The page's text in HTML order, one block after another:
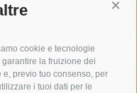
cookie e tecnologie
la fruizione dei
previo tuo consenso, per
i tuoi dati per le